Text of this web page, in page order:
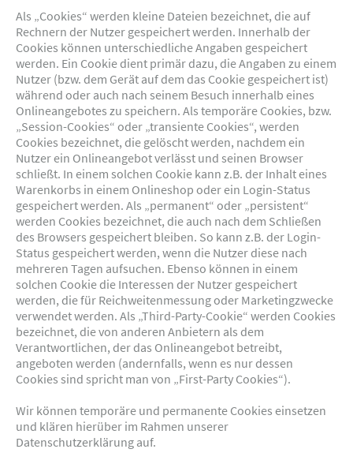
Als „Cookies“ werden kleine Dateien bezeichnet, die auf
Rechnern der Nutzer gespeichert werden. Innerhalb der
Cookies können unterschiedliche Angaben gespeichert
werden. Ein Cookie dient primär dazu, die Angaben zu einem
Nutzer (bzw. dem Gerät auf dem das Cookie gespeichert ist)
während oder auch nach seinem Besuch innerhalb eines
Onlineangebotes zu speichern. Als temporäre Cookies, bzw.
„Session-Cookies“ oder „transiente Cookies“, werden
Cookies bezeichnet, die gelöscht werden, nachdem ein
Nutzer ein Onlineangebot verlässt und seinen Browser
schließt. In einem solchen Cookie kann z.B. der Inhalt eines
Warenkorbs in einem Onlineshop oder ein Login-Status
gespeichert werden. Als „permanent“ oder „persistent“
werden Cookies bezeichnet, die auch nach dem Schließen
des Browsers gespeichert bleiben. So kann z.B. der Login-
Status gespeichert werden, wenn die Nutzer diese nach
mehreren Tagen aufsuchen. Ebenso können in einem
solchen Cookie die Interessen der Nutzer gespeichert
werden, die für Reichweitenmessung oder Marketingzwecke
verwendet werden. Als „Third-Party-Cookie“ werden Cookies
bezeichnet, die von anderen Anbietern als dem
Verantwortlichen, der das Onlineangebot betreibt,
angeboten werden (andernfalls, wenn es nur dessen
Cookies sind spricht man von „First-Party Cookies“).
Wir können temporäre und permanente Cookies einsetzen
und klären hierüber im Rahmen unserer
Datenschutzerklärung auf.